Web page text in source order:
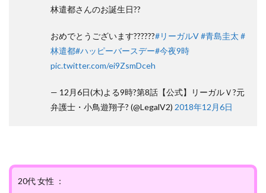
林遣都さんのお誕生日??
おめでとうございます??????#リーガルV#青島圭太 #
林遣都#ハッピーバースデー#今夜9時
pic.twitter.com/ei9ZsmDceh
— 12月6日(木)よる9時?第8話【公式】リーガルＶ?元
弁護士・小鳥遊翔子? (@LegalV2) 2018年12月6日
20代 女性 ：